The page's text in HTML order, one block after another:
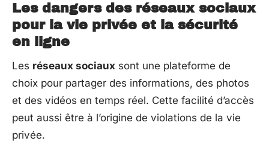
Les dangers des réseaux sociaux
pour la vie privée et la sécurité
en ligne
Les réseaux sociaux sont une plateforme de
choix pour partager des informations, des photos
et des vidéos en temps réel. Cette facilité d’accès
peut aussi être à l’origine de violations de la vie
privée.